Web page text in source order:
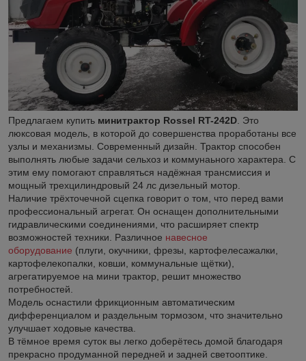
Предлагаем купить минитрактор Rossel RT-242D. Это
люксовая модель, в которой до совершенства проработаны все
узлы и механизмы. Современный дизайн. Трактор способен
выполнять любые задачи сельхоз и коммунаьного характера. С
этим ему помогают справляться надёжная трансмиссия и
мощный трехцилиндровый 24 лс дизельный мотор.
Наличие трёхточечной сцепка говорит о том, что перед вами
профессиональный агрегат. Он оснащен дополнительными
гидравлическими соединениями, что расширяет спектр
возможностей техники. Различное навесное
оборудование (плуги, окучники, фрезы, картофелесажалки,
картофелекопалки, ковши, коммунальные щётки),
агрегатируемое на мини трактор, решит множество
потребностей.
Модель оснастили фрикционным автоматическим
дифференциалом и раздельным тормозом, что значительно
улучшает ходовые качества.
В тёмное время суток вы легко доберётесь домой благодаря
прекрасно продуманной передней и задней светооптике.